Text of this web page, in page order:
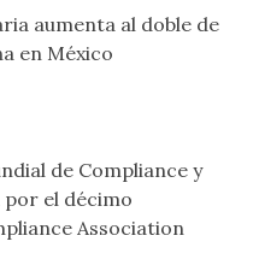
aumenta al doble de
en México
de Compliance y
el décimo
Association